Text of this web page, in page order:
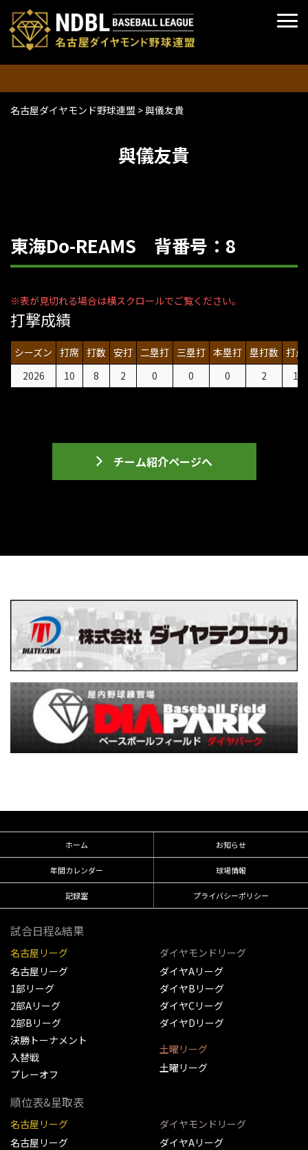
名古屋ダイヤモンド野球連盟 >與儀友貴
與儀友貴
東海Do-REAMS 背番号：8
打撃成績
シーズン 打席 打数 安打 二塁打 三塁打 本塁打 塁打数 打点
2026
10 8 2 0 0 0 2 1
チーム紹介ページへ
ホーム お知らせ
年間カレンダー 球場情報
記録室 プライバシーポリシー
試合日程&結果
名古屋リーグ
名古屋リーグ
1部リーグ
2部Aリーグ
2部Bリーグ
決勝トーナメント
入替戦
プレーオフ
ダイヤモンドリーグ
ダイヤAリーグ
ダイヤBリーグ
ダイヤCリーグ
ダイヤDリーグ
土曜リーグ
土曜リーグ
順位表&星取表
名古屋リーグ
名古屋リーグ
ダイヤモンドリーグ
ダイヤAリーグ